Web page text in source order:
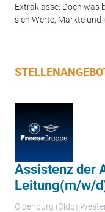
Extraklasse. Doch was
sich Werte, Märkte und
Assistenz der
Leitung(m/w/
Oldenburg